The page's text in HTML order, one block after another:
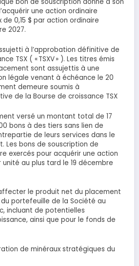
bon de souscription donne à son
une action ordinaire
0,15 $ par action ordinaire
2027.
à l’approbation définitive de
TSX ( « TSXV » ). Les titres émis
sont assujettis à une
légale venant à échéance le 20
demeure soumis à
de la Bourse de croissance TSX
versé un montant total de 17
bons à des tiers sans lien de
de leurs services dans le
Les bons de souscription de
exercés pour acquérir une action
au plus tard le 19 décembre
le produit net du placement
portefeuille de la Société au
incluant de potentielles
ainsi que pour le fonds de
de minéraux stratégiques du